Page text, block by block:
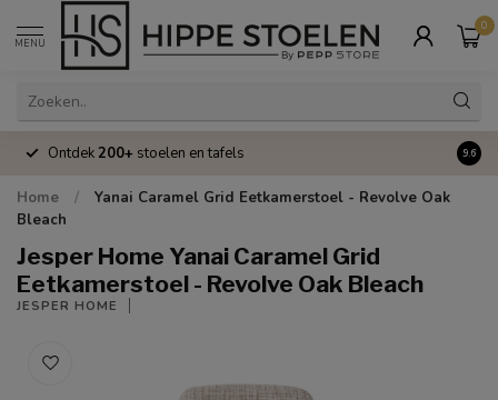
MENU
0
Ontdek200+ stoelen en tafels 9.6
Home /
Yanai Caramel Grid Eetkamerstoel - Revolve Oak
Bleach
Jesper Home Yanai Caramel Grid
Eetkamerstoel - Revolve Oak Bleach
JESPER HOME